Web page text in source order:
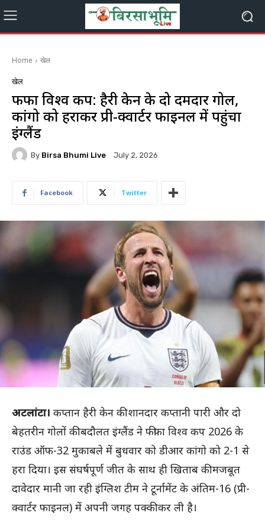
Home खेल
खेल
फीफा विश्व कप: हैरी केन के दो दमदार गोल,
कांगो को हराकर प्री-क्वार्टर फाइनल में पहुंचा
इंग्लैंड
By Birsa Bhumi Live July 2, 2026
Facebook Twitter
अटलांटा। कप्तान हैरी केन की शानदार कप्तानी पारी और दो
बेहतरीन गोलों की बदौलत इंग्लैंड ने फीफा विश्व कप 2026 के
राउंड ऑफ-32 मुकाबले में बुधवार को डीआर कांगो को 2-1 से
हरा दिया। इस संघर्षपूर्ण जीत के साथ ही खिताब की मजबूत
दावेदार मानी जा रही इंग्लिश टीम ने टूर्नामेंट के अंतिम-16 (प्री-
क्वार्टर फाइनल) में अपनी जगह पक्की कर ली है।